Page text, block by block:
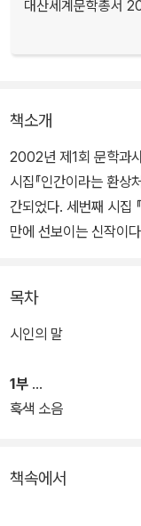
대산세계문학총서
책소개
2002년 제1회 문학과
시집『인간이라는 환
간되었다. 세번째 시집
만에 선보이는 신작이
며 “사라짐과 어긋나는
적으로 확장해, 인간을
로 빚어낸 시편들을 장
잇는 시인의 목소리는
목차
시인의 말
1부
흑색 소음
책속에서